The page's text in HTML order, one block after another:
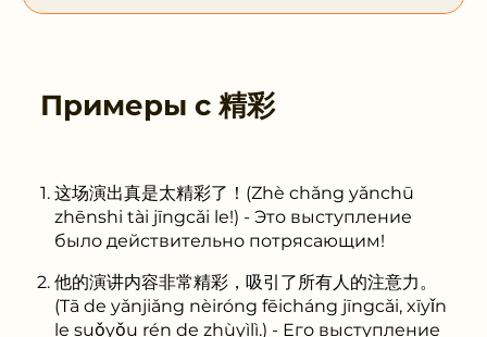
Примеры с 精彩
这场演出真是太精彩了！(Zhè chǎng yǎnchū
zhēnshi tài jīngcǎi le!) - Это выступление
было действительно потрясающим!
他的演讲内容非常精彩，吸引了所有人的注意力。
(Tā de yǎnjiǎng nèiróng fēicháng jīngcǎi, xīyǐn
le suǒyǒu rén de zhùyìlì.) - Его выступление